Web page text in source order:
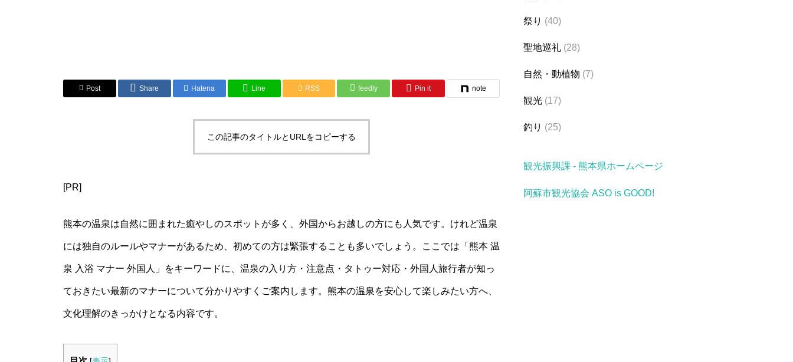
Post Share Hatena Line RSS feedly Pin it note
この記事のタイトルとURLをコピーする
[PR]
熊本の温泉は自然に囲まれた癒やしのスポットが多く、外国からお越しの方にも人気です。けれど温泉
には独自のルールやマナーがあるため、初めての方は緊張することも多いでしょう。ここでは「熊本 温
泉 入浴 マナー 外国人」をキーワードに、温泉の入り方・注意点・タトゥー対応・外国人旅行者が知っ
ておきたい最新のマナーについて分かりやすくご案内します。熊本の温泉を安心して楽しみたい方へ、
文化理解のきっかけとなる内容です。
祭り (40)
聖地巡礼 (28)
自然・動植物 (7)
観光 (17)
釣り (25)
観光振興課 - 熊本県ホームページ
阿蘇市観光協会 ASO is GOOD!